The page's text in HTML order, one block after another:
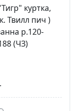
куртка,
Твилл пич )
р.120-
(ЧЗ)